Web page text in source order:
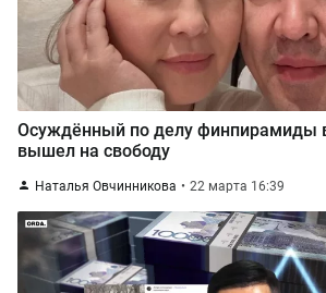
Осуждённый по делу финпирамиды
вышел на свободу
Наталья Овчинникова 22 марта 16:39